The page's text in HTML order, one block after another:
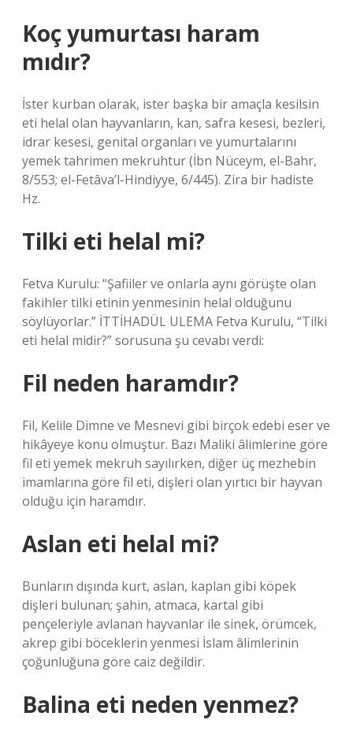
Koç yumurtası haram
mıdır?
İster kurban olarak, ister başka bir amaçla kesilsin
eti helal olan hayvanların, kan, safra kesesi, bezleri,
idrar kesesi, genital organları ve yumurtalarını
yemek tahrimen mekruhtur (İbn Nüceym, el-Bahr,
8/553; el-Fetâva’l-Hindiyye, 6/445). Zira bir hadiste
Hz.
Tilki eti helal mi?
Fetva Kurulu: “Şafiiler ve onlarla aynı görüşte olan
fakihler tilki etinin yenmesinin helal olduğunu
söylüyorlar.” İTTİHADÜL ULEMA Fetva Kurulu, “Tilki
eti helal midir?” sorusuna şu cevabı verdi:
Fil neden haramdır?
Fil, Kelile Dimne ve Mesnevi gibi birçok edebi eser ve
hikâyeye konu olmuştur. Bazı Maliki âlimlerine göre
fil eti yemek mekruh sayılırken, diğer üç mezhebin
imamlarına göre fil eti, dişleri olan yırtıcı bir hayvan
olduğu için haramdır.
Aslan eti helal mi?
Bunların dışında kurt, aslan, kaplan gibi köpek
dişleri bulunan; şahin, atmaca, kartal gibi
pençeleriyle avlanan hayvanlar ile sinek, örümcek,
akrep gibi böceklerin yenmesi İslam âlimlerinin
çoğunluğuna göre caiz değildir.
Balina eti neden yenmez?